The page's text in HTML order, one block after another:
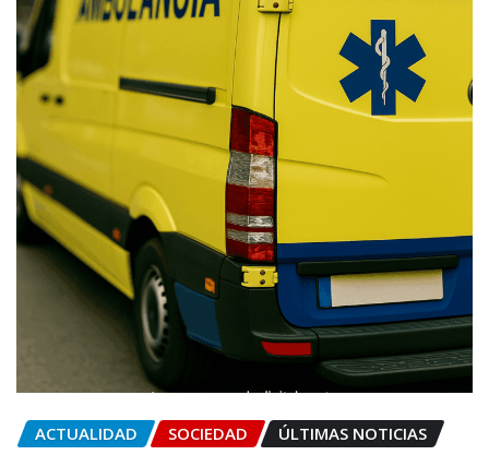
ACTUALIDAD SOCIEDAD ÚLTIMAS NOTICIAS